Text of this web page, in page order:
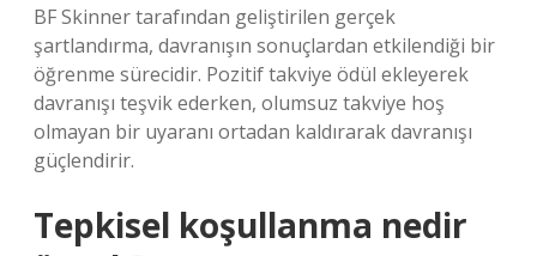
BF Skinner tarafından geliştirilen gerçek
şartlandırma, davranışın sonuçlardan etkilendiği bir
öğrenme sürecidir. Pozitif takviye ödül ekleyerek
davranışı teşvik ederken, olumsuz takviye hoş
olmayan bir uyaranı ortadan kaldırarak davranışı
güçlendirir.
Tepkisel koşullanma nedir